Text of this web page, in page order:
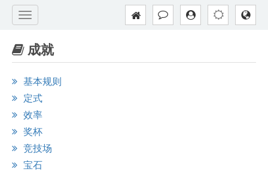
成就
基本规则
定式
效率
奖杯
竞技场
宝石